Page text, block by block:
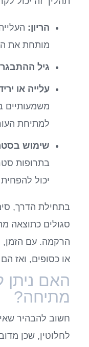
הריון:
מותחת את
גיל
עלייה או
משמעותיים
למתיחת
שימוש
בתרופות
יכול
בתחילת הדרך,
סגולים כתוצאה
הרקמה. עם הזמן,
או כסופים, ואז
האם ניתן
מתיחה?
חשוב להבהיר
לחלוטין, שכן